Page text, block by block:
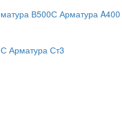
В500САрматура A400
Арматура Ст3